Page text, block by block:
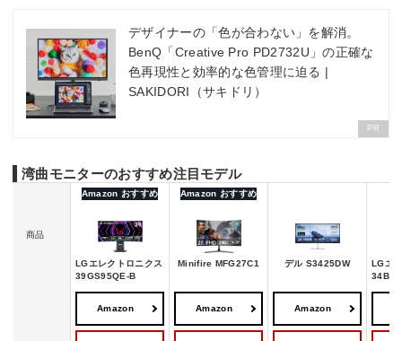
デザイナーの「色が合わない」を解消。
BenQ「Creative Pro PD2732U」の正確な
色再現性と効率的な色管理に迫る |
SAKIDORI（サキドリ）
PR
湾曲モニターのおすすめ注目モデル
商品
Amazon おすすめ
LGエレクトロニクス
39GS95QE-B
Amazon おすすめ
Minifire MFG27C1 デル S3425DW
LGエ
Amazon Amazon Amazon